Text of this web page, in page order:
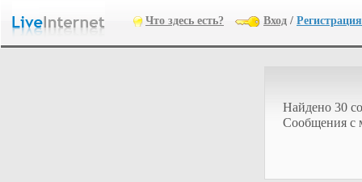
Что здесь есть? Вход / Регистрация
Найдено 30
Cообщения с